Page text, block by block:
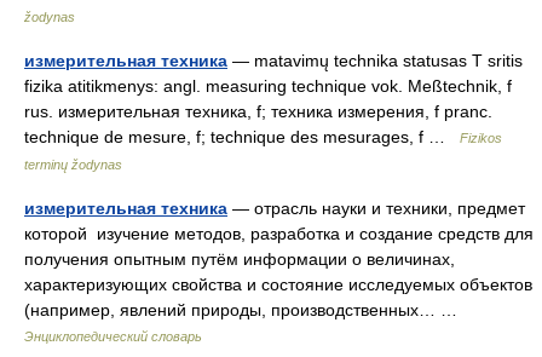
žodynas
измерительная техника — matavimų technika statusas T sritis
fizika atitikmenys: angl. measuring technique vok. Meßtechnik, f
rus. измерительная техника, f; техника измерения, f pranc.
technique de mesure, f; technique des mesurages, f …
Fizikos
terminų žodynas
измерительная техника — отрасль науки и техники, предмет
которой изучение методов, разработка и создание средств для
получения опытным путём информации о величинах,
характеризующих свойства и состояние исследуемых объектов
(например, явлений природы, производственных… …
Энциклопедический словарь